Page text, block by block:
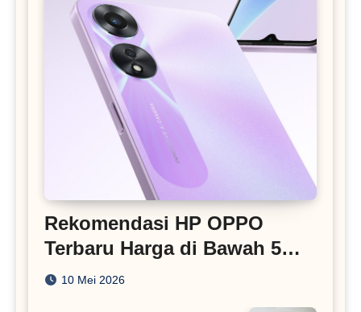
Rekomendasi HP OPPO
Terbaru Harga di Bawah 5
Juta
10 Mei 2026